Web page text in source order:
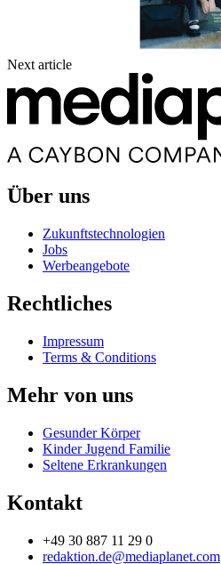
Next article
Über uns
Zukunftstechnologien
Jobs
Werbeangebote
Rechtliches
Impressum
Terms & Conditions
Mehr von uns
Gesunder Körper
Kinder Jugend Familie
Seltene Erkrankungen
Kontakt
+49 30 887 11 29 0
redaktion.de@mediaplanet.com